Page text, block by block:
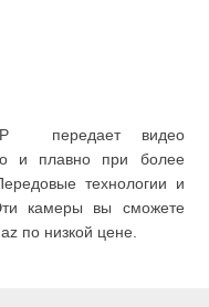
передает видео
и плавно при более
технологии и
камеры вы сможете
по низкой цене.